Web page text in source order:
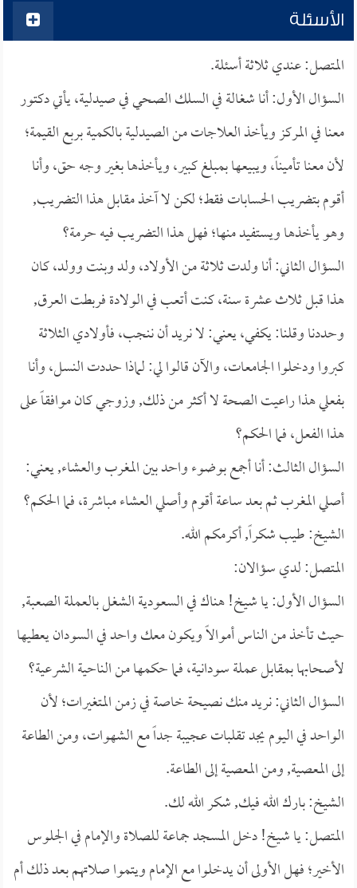
الأسئلة
المتصل: عندي ثلاثة أسئلة.
السؤال الأول: أنا شغالة في السلك الصحي في صيدلية، يأتي دكتور
معنا في المركز ويأخذ العلاجات من الصيدلية بالكمية بربع القيمة؛
لأن معنا تأميناً، ويبيعها بمبلغ كبير، ويأخذها بغير وجه حق، وأنا
أقوم بتضريب الحسابات فقط؛ لكن لا آخذ مقابل هذا التضريب,
وهو يأخذها ويستفيد منها؛ فهل هذا التضريب فيه حرمة؟
السؤال الثاني: أنا ولدت ثلاثة من الأولاد، ولد وبنت وولد، كان
هذا قبل ثلاث عشرة سنة، كنت أتعب في الولادة فربطت العرق,
وحددنا وقلنا: يكفي، يعني: لا نريد أن ننجب، فأولادي الثلاثة
كبروا ودخلوا الجامعات، والآن قالوا لي: لماذا حددت النسل، وأنا
بفعلي هذا راعيت الصحة لا أكثر من ذلك, وزوجي كان موافقاً على
هذا الفعل، فما الحكم؟
السؤال الثالث: أنا أجمع بوضوء واحد بين المغرب والعشاء, يعني:
أصلي المغرب ثم بعد ساعة أقوم وأصلي العشاء مباشرة، فما الحكم؟
الشيخ: طيب شكراً, أكرمكم الله.
المتصل: لدي سؤالان:
السؤال الأول: يا شيخ! هناك في السعودية الشغل بالعملة الصعبة,
حيث تأخذ من الناس أموالاً ويكون معك واحد في السودان يعطيها
لأصحابها بمقابل عملة سودانية، فما حكمها من الناحية الشرعية؟
السؤال الثاني: نريد منك نصيحة خاصة في زمن المتغيرات؛ لأن
الواحد في اليوم يجد تقلبات عجيبة جداً مع الشهوات، ومن الطاعة
إلى المعصية, ومن المعصية إلى الطاعة.
الشيخ: بارك الله فيك, شكر الله لك.
المتصل: يا شيخ! دخل المسجد جماعة للصلاة والإمام في الجلوس
الأخير؛ فهل الأولى أن يدخلوا مع الإمام ويتموا صلاتهم بعد ذلك أم